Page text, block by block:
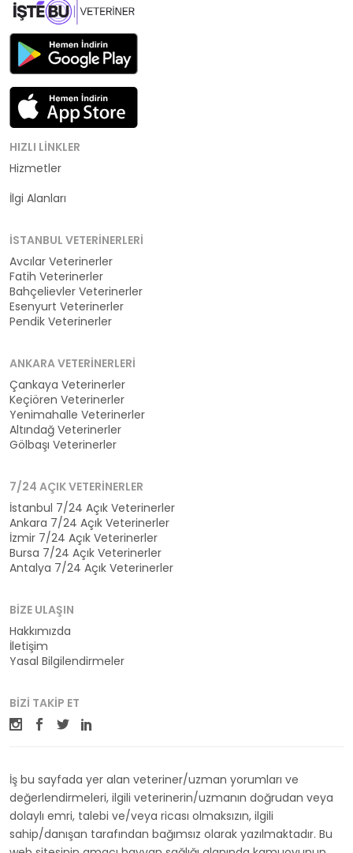
HIZLI LINKLER
Hizmetler
İlgi Alanları
İSTANBUL VETERINERLERI
Avcılar Veterinerler
Fatih Veterinerler
Bahçelievler Veterinerler
Esenyurt Veterinerler
Pendik Veterinerler
ANKARA VETERINERLERI
Çankaya Veterinerler
Keçiören Veterinerler
Yenimahalle Veterinerler
Altındağ Veterinerler
Gölbaşı Veterinerler
7/24 AÇIK VETERINERLER
İstanbul 7/24 Açık Veterinerler
Ankara 7/24 Açık Veterinerler
İzmir 7/24 Açık Veterinerler
Bursa 7/24 Açık Veterinerler
Antalya 7/24 Açık Veterinerler
BIZE ULAŞIN
Hakkımızda
İletişim
Yasal Bilgilendirmeler
BIZI TAKIP ET
İş bu sayfada yer alan veteriner/uzman yorumları ve
değerlendirmeleri, ilgili veterinerin/uzmanın doğrudan veya
dolaylı emri, talebi ve/veya ricası olmaksızın, ilgili
sahip/danışan tarafından bağımsız olarak yazılmaktadır. Bu